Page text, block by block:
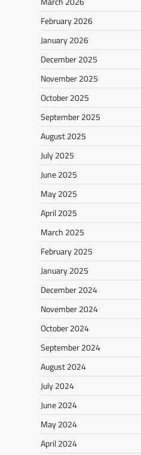
February 2026
January 2026
December 2025
November 2025
October 2025
September 2025
August 2025
July 2025
June 2025
May 2025
April 2025
March 2025
February 2025
January 2025
December 2024
November 2024
October 2024
September 2024
August 2024
July 2024
June 2024
May 2024
April 2024